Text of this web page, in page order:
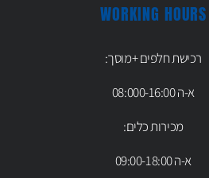
WORKING HOURS
רכישת חלפים +מוסך:
א-ה 08:000-16:00
מכירות כלים:
א-ה 09:00-18:00